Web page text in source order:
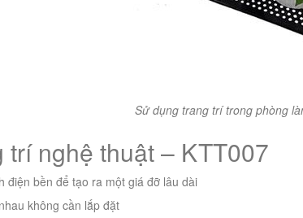
Sử dụng trang trí trong phòng
nghệ thuật – KTT007
điện bền để tạo ra một giá đỡ lâu dài
không cần lắp đặt